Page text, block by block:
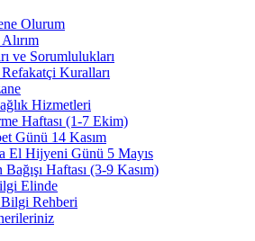
Olurum
ve Sorumlulukları
Kuralları
Hizmetleri
Haftası (1-7 Ekim)
Günü 14 Kasım
El Hijyeni Günü 5 Mayıs
Bağışı Haftası (3-9 Kasım)
Elinde
Rehberi